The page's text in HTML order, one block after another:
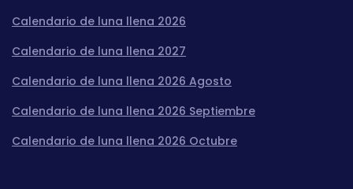
Calendario de luna llena 2026
Calendario de luna llena 2027
Calendario de luna llena 2026 Agosto
Calendario de luna llena 2026 Septiembre
Calendario de luna llena 2026 Octubre